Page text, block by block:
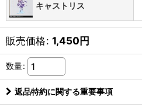
キャストリス
販売価格: 1,450円
数量:
返品特約に関する重要事項